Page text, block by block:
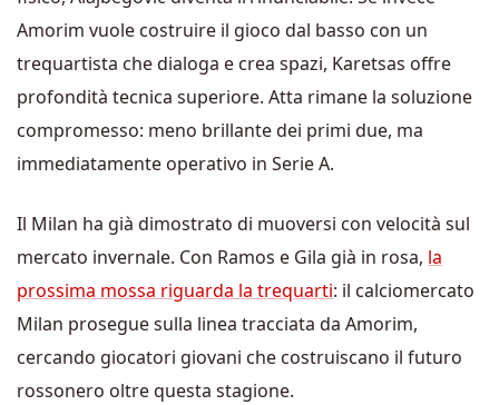
Amorim vuole costruire il gioco dal basso con un
trequartista che dialoga e crea spazi, Karetsas offre
profondità tecnica superiore. Atta rimane la soluzione
compromesso: meno brillante dei primi due, ma
immediatamente operativo in Serie A.
Il Milan ha già dimostrato di muoversi con velocità sul
mercato invernale. Con Ramos e Gila già in rosa, la
prossima mossa riguarda la trequarti: il calciomercato
Milan prosegue sulla linea tracciata da Amorim,
cercando giocatori giovani che costruiscano il futuro
rossonero oltre questa stagione.